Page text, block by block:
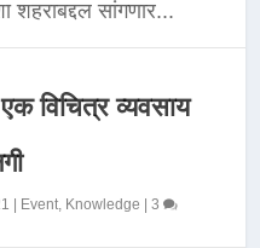
सांगणार...
विचित्र व्यवसाय
Event, Knowledge |3